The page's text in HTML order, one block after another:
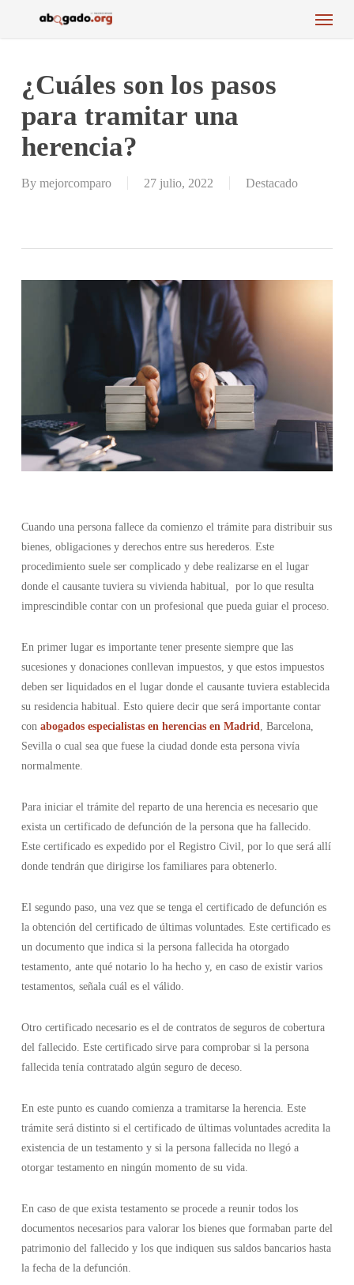
Menu
¿Cuáles son los pasos
para tramitar una
herencia?
By mejorcomparo 27 julio, 2022 Destacado
Cuando una persona fallece da comienzo el trámite para distribuir sus
bienes, obligaciones y derechos entre sus herederos. Este
procedimiento suele ser complicado y debe realizarse en el lugar
donde el causante tuviera su vivienda habitual, por lo que resulta
imprescindible contar con un profesional que pueda guiar el proceso.
En primer lugar es importante tener presente siempre que las
sucesiones y donaciones conllevan impuestos, y que estos impuestos
deben ser liquidados en el lugar donde el causante tuviera establecida
su residencia habitual. Esto quiere decir que será importante contar
con abogados especialistas en herencias en Madrid , Barcelona,
Sevilla o cual sea que fuese la ciudad donde esta persona vivía
normalmente.
Para iniciar el trámite del reparto de una herencia es necesario que
exista un certificado de defunción de la persona que ha fallecido.
Este certificado es expedido por el Registro Civil, por lo que será allí
donde tendrán que dirigirse los familiares para obtenerlo.
El segundo paso, una vez que se tenga el certificado de defunción es
la obtención del certificado de últimas voluntades. Este certificado es
un documento que indica si la persona fallecida ha otorgado
testamento, ante qué notario lo ha hecho y, en caso de existir varios
testamentos, señala cuál es el válido.
Otro certificado necesario es el de contratos de seguros de cobertura
del fallecido. Este certificado sirve para comprobar si la persona
fallecida tenía contratado algún seguro de deceso.
En este punto es cuando comienza a tramitarse la herencia. Este
trámite será distinto si el certificado de últimas voluntades acredita la
existencia de un testamento y si la persona fallecida no llegó a
otorgar testamento en ningún momento de su vida.
En caso de que exista testamento se procede a reunir todos los
documentos necesarios para valorar los bienes que formaban parte del
patrimonio del fallecido y los que indiquen sus saldos bancarios hasta
la fecha de la defunción.